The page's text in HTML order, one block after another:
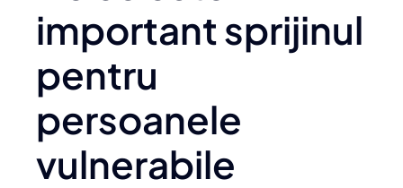
important sprijinul
pentru
persoanele
vulnerabile